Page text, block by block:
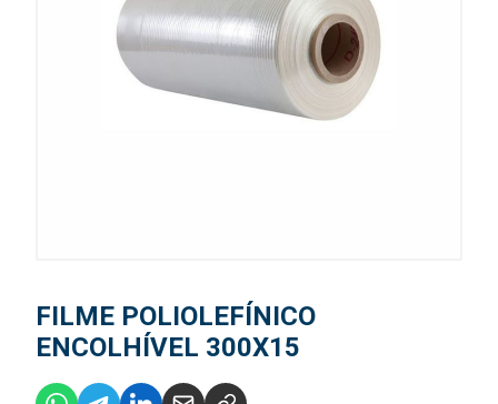
FILME POLIOLEFÍNICO
ENCOLHÍVEL 300X15